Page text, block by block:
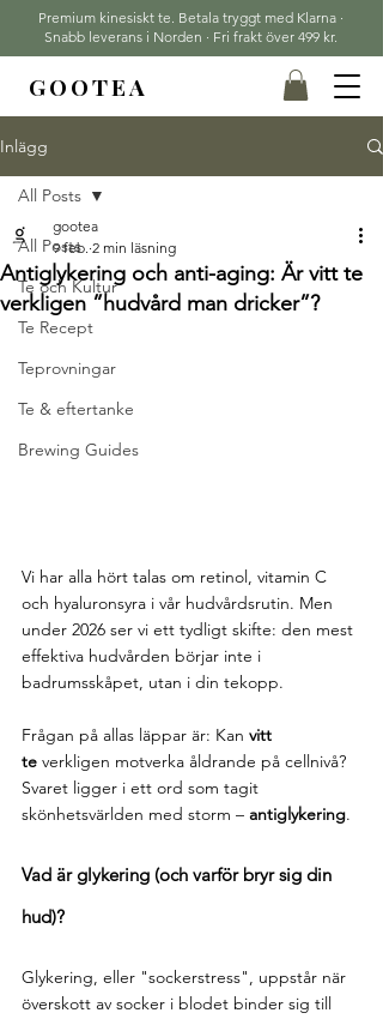
Premium kinesiskt te. Betala tryggt med Klarna ·
Snabb leverans i Norden · Fri frakt över 499 kr.
GOOTEA
Inlägg
All Posts
Te och Kultur
Te Recept
Teprovningar
Te & eftertanke
Brewing Guides
All Posts
Antiglykering och anti-aging: Är vitt te
verkligen ”hudvård man dricker”?
gootea
9 feb. 2 min läsning
Vi har alla hört talas om retinol, vitamin C
och hyaluronsyra i vår hudvårdsrutin. Men
under 2026 ser vi ett tydligt skifte: den mest
effektiva hudvården börjar inte i
badrumsskåpet, utan i din tekopp.
Frågan på allas läppar är: Kan vitt
te verkligen motverka åldrande på cellnivå?
Svaret ligger i ett ord som tagit
skönhetsvärlden med storm – antiglykering.
Vad är glykering (och varför bryr sig din
hud)?
Glykering, eller "sockerstress", uppstår när
överskott av socker i blodet binder sig till